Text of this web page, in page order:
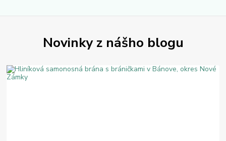
Novinky z nášho blogu